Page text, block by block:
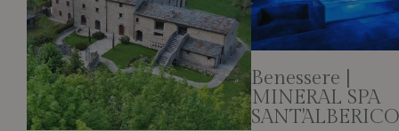
Benessere |
MINERAL SPA
SANT'ALBERICO